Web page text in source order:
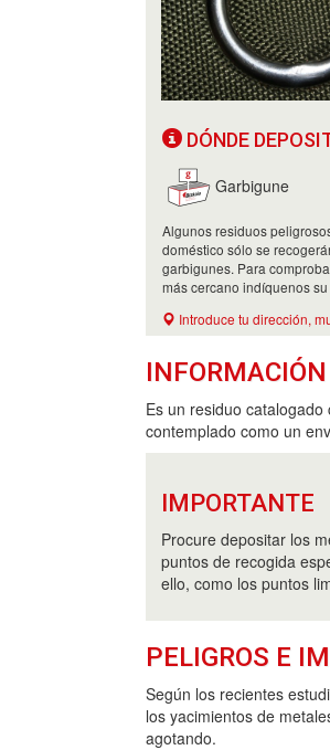
DÓNDE
Garbigune
Algunos residuos
doméstico sólo se
garbigunes. Para
más cercano indíquenos
Introduce tu dirección,
INFORMACIÓN
Es un residuo catalogado
contemplado como un
IMPORTANTE
Procure depositar los
puntos de recogida
ello, como los puntos
PELIGROS E
Según los recientes
los yacimientos de
agotando.